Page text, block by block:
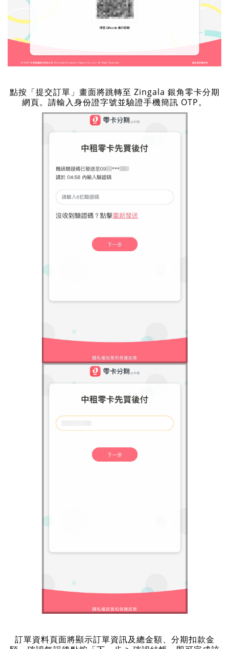
點按「提交訂單」畫面將跳轉至 Zingala 銀角零卡分期
網頁。請輸入身份證字號並驗證手機簡訊 OTP。
訂單資料頁面將顯示訂單資訊及總金額、分期扣款金